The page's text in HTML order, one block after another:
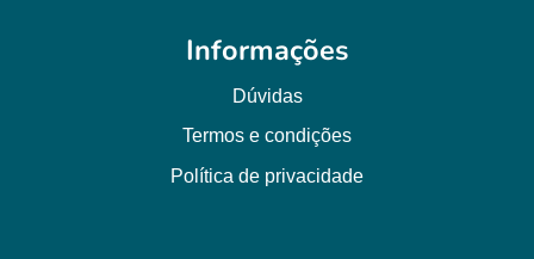
Informações
Dúvidas
Termos e condições
Política de privacidade